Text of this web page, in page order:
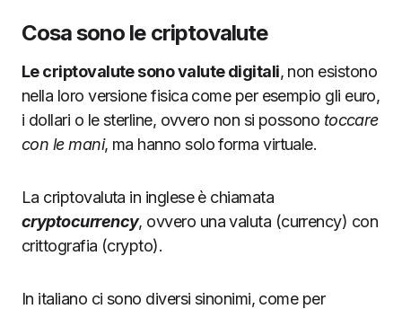
Cosa sono le criptovalute
Le criptovalute sono valute digitali, non esistono
nella loro versione fisica come per esempio gli euro,
i dollari o le sterline, ovvero non si possono toccare
con le mani, ma hanno solo forma virtuale.
La criptovaluta in inglese è chiamata
cryptocurrency, ovvero una valuta (currency) con
crittografia (crypto).
In italiano ci sono diversi sinonimi, come per